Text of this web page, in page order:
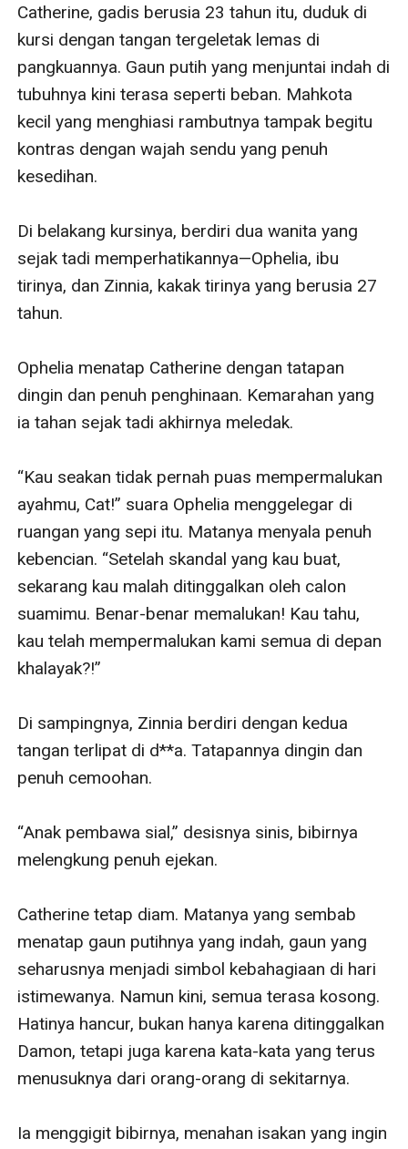
Catherine, gadis berusia 23 tahun itu, duduk di
kursi dengan tangan tergeletak lemas di
pangkuannya. Gaun putih yang menjuntai indah di
tubuhnya kini terasa seperti beban. Mahkota
kecil yang menghiasi rambutnya tampak begitu
kontras dengan wajah sendu yang penuh
kesedihan.
Di belakang kursinya, berdiri dua wanita yang
sejak tadi memperhatikannya—Ophelia, ibu
tirinya, dan Zinnia, kakak tirinya yang berusia 27
tahun.
Ophelia menatap Catherine dengan tatapan
dingin dan penuh penghinaan. Kemarahan yang
ia tahan sejak tadi akhirnya meledak.
“Kau seakan tidak pernah puas mempermalukan
ayahmu, Cat!” suara Ophelia menggelegar di
ruangan yang sepi itu. Matanya menyala penuh
kebencian. “Setelah skandal yang kau buat,
sekarang kau malah ditinggalkan oleh calon
suamimu. Benar-benar memalukan! Kau tahu,
kau telah mempermalukan kami semua di depan
khalayak?!”
Di sampingnya, Zinnia berdiri dengan kedua
tangan terlipat di d**a. Tatapannya dingin dan
penuh cemoohan.
“Anak pembawa sial,” desisnya sinis, bibirnya
melengkung penuh ejekan.
Catherine tetap diam. Matanya yang sembab
menatap gaun putihnya yang indah, gaun yang
seharusnya menjadi simbol kebahagiaan di hari
istimewanya. Namun kini, semua terasa kosong.
Hatinya hancur, bukan hanya karena ditinggalkan
Damon, tetapi juga karena kata-kata yang terus
menusuknya dari orang-orang di sekitarnya.
Ia menggigit bibirnya, menahan isakan yang ingin